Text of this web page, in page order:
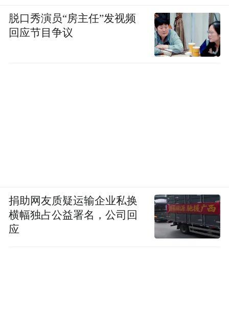
脱口秀演员“房主任”发视频
回应节目争议
捐助网友质疑运输企业私换
横幅独占公益署名，公司回
应